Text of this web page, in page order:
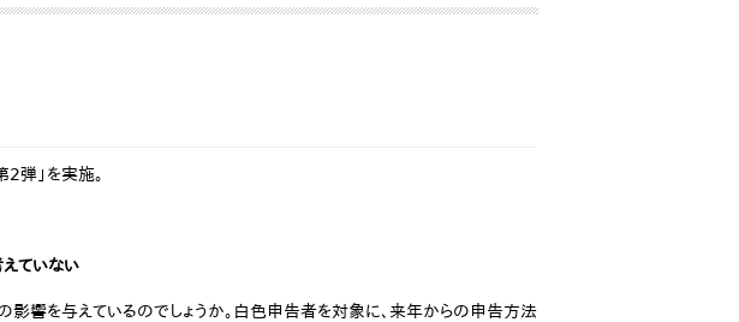
弾」を実施。
ていない
響を与えているのでしょうか。白色申告者を対象に、来年からの申告方法